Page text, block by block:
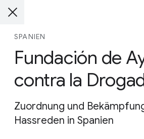
SPANIEN
Fundación de
contra la
Zuordnung und
Hassreden in Spanien